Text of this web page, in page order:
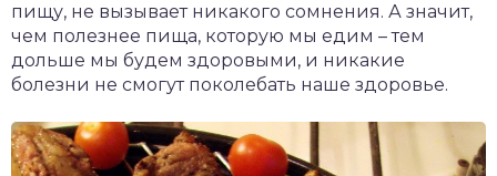
пищу, не вызывает никакого сомнения. А значит,
чем полезнее пища, которую мы едим – тем
дольше мы будем здоровыми, и никакие
болезни не смогут поколебать наше здоровье.